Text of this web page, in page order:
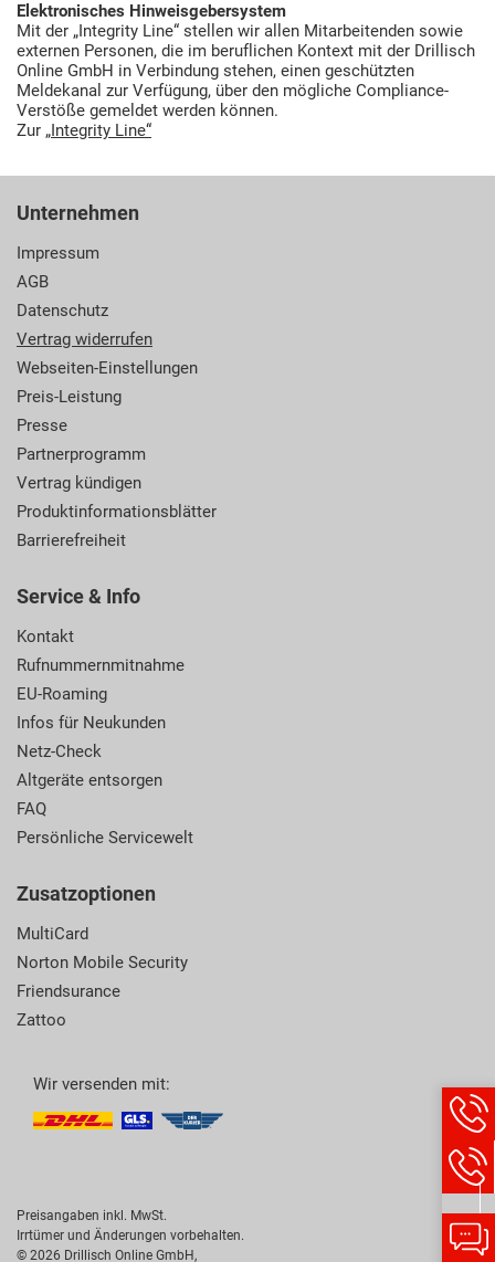
Elektronisches Hinweisgebersystem
Mit der „Integrity Line“ stellen wir allen Mitarbeitenden sowie
externen Personen, die im beruflichen Kontext mit der Drillisch
Online GmbH in Verbindung stehen, einen geschützten
Meldekanal zur Verfügung, über den mögliche Compliance-
Verstöße gemeldet werden können.
Zur „Integrity Line“
Unternehmen
Impressum
AGB
Datenschutz
Vertrag widerrufen
Webseiten-Einstellungen
Preis-Leistung
Presse
Partnerprogramm
Vertrag kündigen
Produktinformationsblätter
Barrierefreiheit
Service & Info
Kontakt
Rufnummernmitnahme
EU-Roaming
Infos für Neukunden
Netz-Check
Altgeräte entsorgen
FAQ
Persönliche Servicewelt
Zusatzoptionen
MultiCard
Norton Mobile Security
Friendsurance
Zattoo
Wir versenden mit:
Preisangaben inkl. MwSt.
Irrtümer und Änderungen vorbehalten.
© 2026 Drillisch Online GmbH,
Chat-